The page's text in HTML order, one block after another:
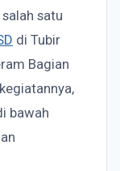
satu
di Tubir
Bagian
bawah